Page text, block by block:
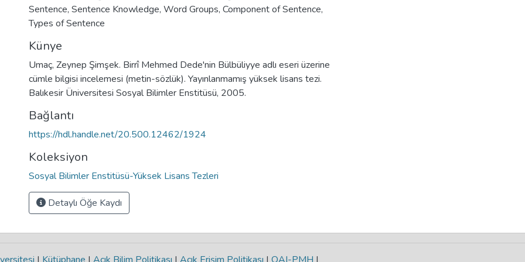
Sentence, Sentence Knowledge, Word Groups, Component of Sentence,
Types of Sentence
Künye
Umaç, Zeynep Şimşek. Birrî Mehmed Dede'nin Bülbüliyye adlı eseri üzerine
cümle bilgisi incelemesi (metin-sözlük). Yayınlanmamış yüksek lisans tezi.
Balıkesir Üniversitesi Sosyal Bilimler Enstitüsü, 2005.
Bağlantı
https://hdl.handle.net/20.500.12462/1924
Koleksiyon
Sosyal Bilimler Enstitüsü-Yüksek Lisans Tezleri
Detaylı Öğe Kaydı